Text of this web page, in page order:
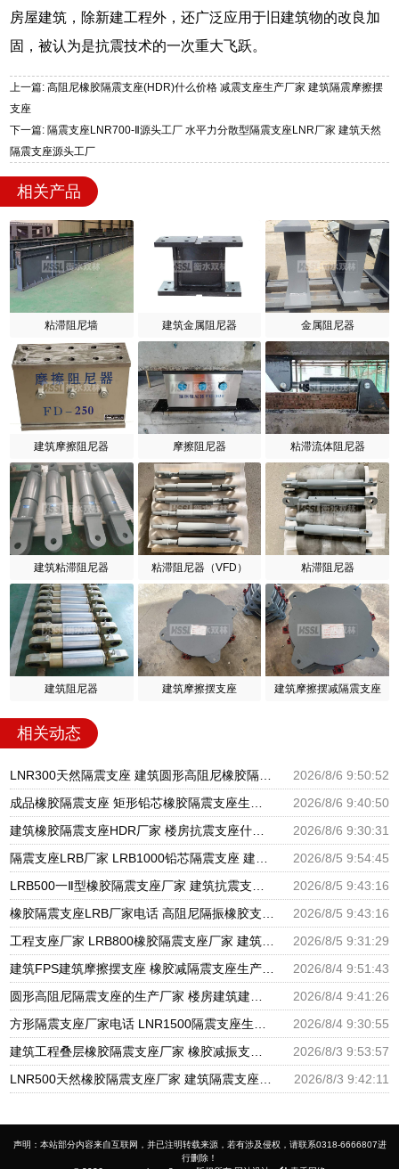
房屋建筑，除新建工程外，还广泛应用于旧建筑物的改良加
固，被认为是抗震技术的一次重大飞跃。
上一篇: 高阻尼橡胶隔震支座(HDR)什么价格 减震支座生产厂家 建筑隔震摩擦摆
支座
下一篇: 隔震支座LNR700-Ⅱ源头工厂 水平力分散型隔震支座LNR厂家 建筑天然
隔震支座源头工厂
相关产品
粘滞阻尼墙 建筑金属阻尼器 金属阻尼器
建筑摩擦阻尼器 摩擦阻尼器 粘滞流体阻尼器
建筑粘滞阻尼器 粘滞阻尼器（VFD） 粘滞阻尼器
建筑阻尼器 建筑摩擦摆支座 建筑摩擦摆减隔震支座
相关动态
2026/8/6 9:50:52
2026/8/6 9:40:50
2026/8/6 9:30:31
2026/8/5 9:54:45
2026/8/5 9:43:16
2026/8/5 9:43:16
2026/8/5 9:31:29
2026/8/4 9:51:43
2026/8/4 9:41:26
2026/8/4 9:30:55
2026/8/3 9:53:57
2026/8/3 9:42:11
声明：本站部分内容来自互联网，并已注明转载来源，若有涉及侵权，请联系0318-6666807进
行删除！